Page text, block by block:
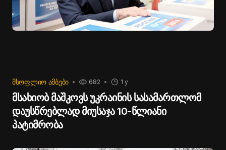
ᲛᲡᲝᲤᲚᲘᲝ ᲐᲛᲑᲔᲑᲘ 1 y
682
მსახიობ მაშკოვს უკრაინის სასამართლომ
დაუსწრებლად მიუსაჯა 10-წლიანი
პატიმრობა